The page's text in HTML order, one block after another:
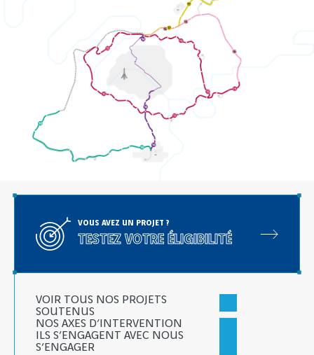
VOUS AVEZ UN PROJET ?
TESTEZ VOTRE ÉLIGIBILITÉ
VOIR TOUS NOS PROJETS
SOUTENUS
NOS AXES D’INTERVENTION
ILS S’ENGAGENT AVEC NOUS
S’ENGAGER